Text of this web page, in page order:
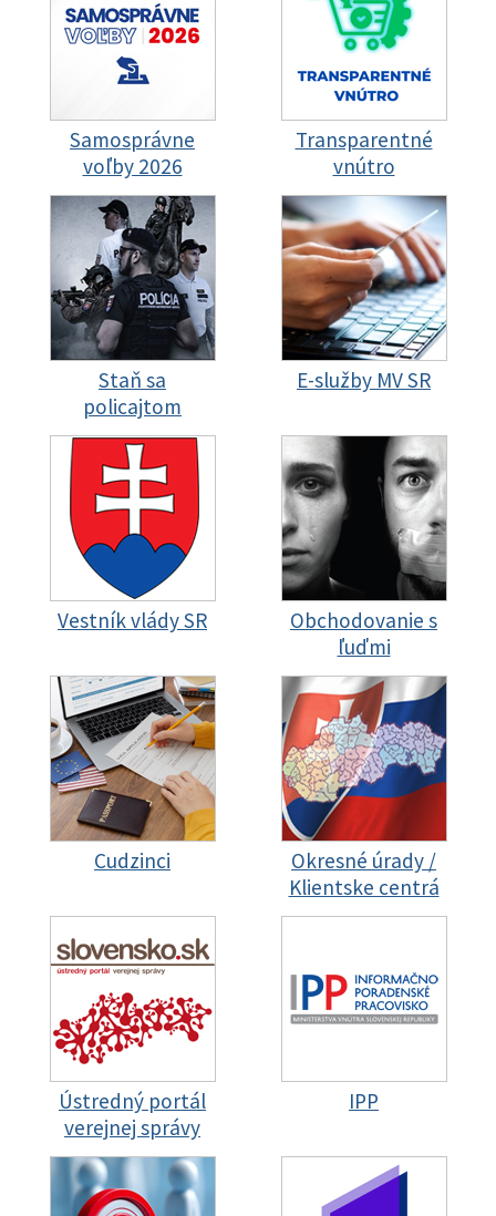
Samosprávne
voľby 2026
Transparentné
vnútro
Staň sa
policajtom
E-služby MV SR
Vestník vlády SR
Obchodovanie s
ľuďmi
Cudzinci
Okresné úrady /
Klientske centrá
Ústredný portál
verejnej správy
IPP